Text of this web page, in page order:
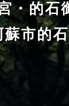
・的石
蘇市的石